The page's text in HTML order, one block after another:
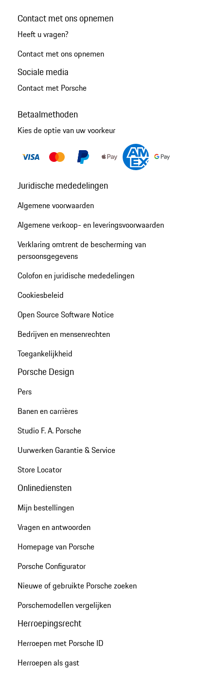
Contact met ons opnemen
Heeft u vragen?
Contact met ons opnemen
Sociale media
Contact met Porsche
Betaalmethoden
Kies de optie van uw voorkeur
Juridische mededelingen
Algemene voorwaarden
Algemene verkoop- en leveringsvoorwaarden
Verklaring omtrent de bescherming van
persoonsgegevens
Colofon en juridische mededelingen
Cookiesbeleid
Open Source Software Notice
Bedrijven en mensenrechten
Toegankelijkheid
Porsche Design
Pers
Banen en carrières
Studio F. A. Porsche
Uurwerken Garantie & Service
Store Locator
Onlinediensten
Mijn bestellingen
Vragen en antwoorden
Homepage van Porsche
Porsche Configurator
Nieuwe of gebruikte Porsche zoeken
Porschemodellen vergelijken
Herroepingsrecht
Herroepen met Porsche ID
Herroepen als gast